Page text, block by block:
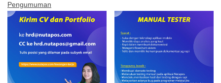
Pengumuman